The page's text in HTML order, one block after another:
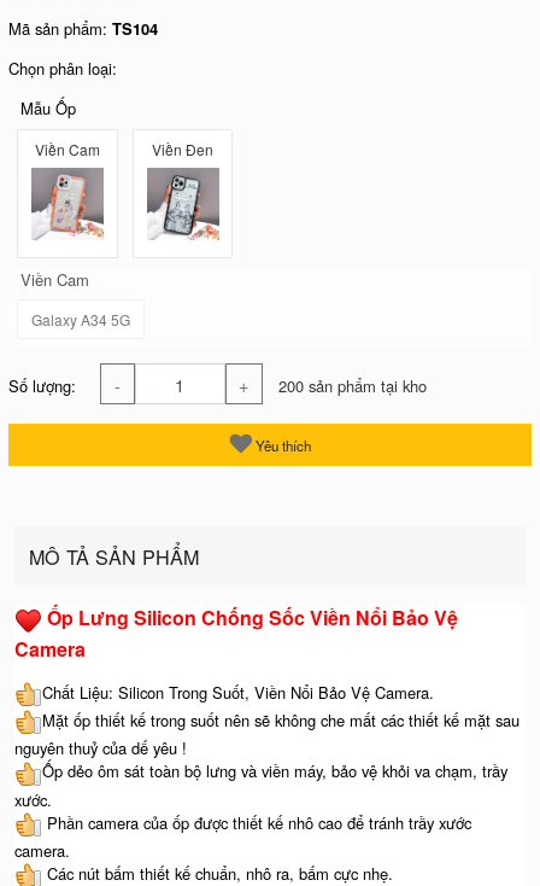
Mã sản phẩm:TS104
Chọn phân loại:
Mẫu Ốp
Viền Cam Viền Đen
Viền Cam
Galaxy A34 5G
Số lượng: - + 200 sản phẩm tại kho
Yêu thích
MÔ TẢ SẢN PHẨM
Ốp Lưng Silicon Chống Sốc Viền Nổi Bảo Vệ
Camera
Chất Liệu: Silicon Trong Suốt, Viền Nổi Bảo Vệ Camera.
Mặt ốp thiết kế trong suốt nên sẽ không che mất các thiết kế mặt sau
nguyên thuỷ của dế yêu !
Ốp dẻo ôm sát toàn bộ lưng và viền máy, bảo vệ khỏi va chạm, trầy
xước.
Phần camera của ốp được thiết kế nhô cao để tránh trầy xước
camera.
Các nút bấm thiết kế chuẩn, nhô ra, bấm cực nhẹ.